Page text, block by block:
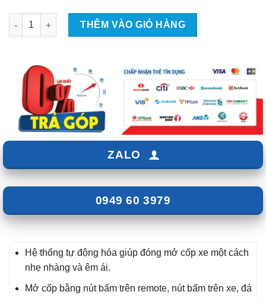
Độ cốp điện cho Toyota Camry 2025 số lượng
THÊM VÀO GIỎ HÀNG
ZALO
0949 60 3979
Hệ thống tự động hóa giúp đóng mở cốp xe một cách
nhẹ nhàng và êm ái.
Mở cốp bằng nút bấm trên remote, nút bấm trên xe, đá